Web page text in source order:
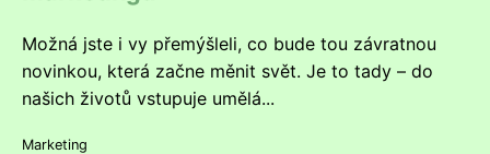
Možná jste i vy přemýšleli, co bude tou závratnou
novinkou, která začne měnit svět. Je to tady – do
našich životů vstupuje umělá...
Marketing